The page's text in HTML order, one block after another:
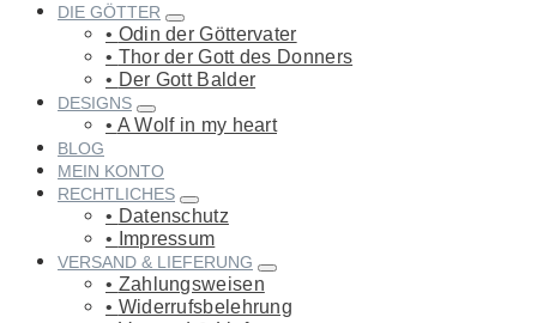
DIE GÖTTER
Odin der Göttervater
Thor der Gott des Donners
Der Gott Balder
DESIGNS
A Wolf in my heart
BLOG
MEIN KONTO
RECHTLICHES
Datenschutz
Impressum
VERSAND & LIEFERUNG
Zahlungsweisen
Widerrufsbelehrung